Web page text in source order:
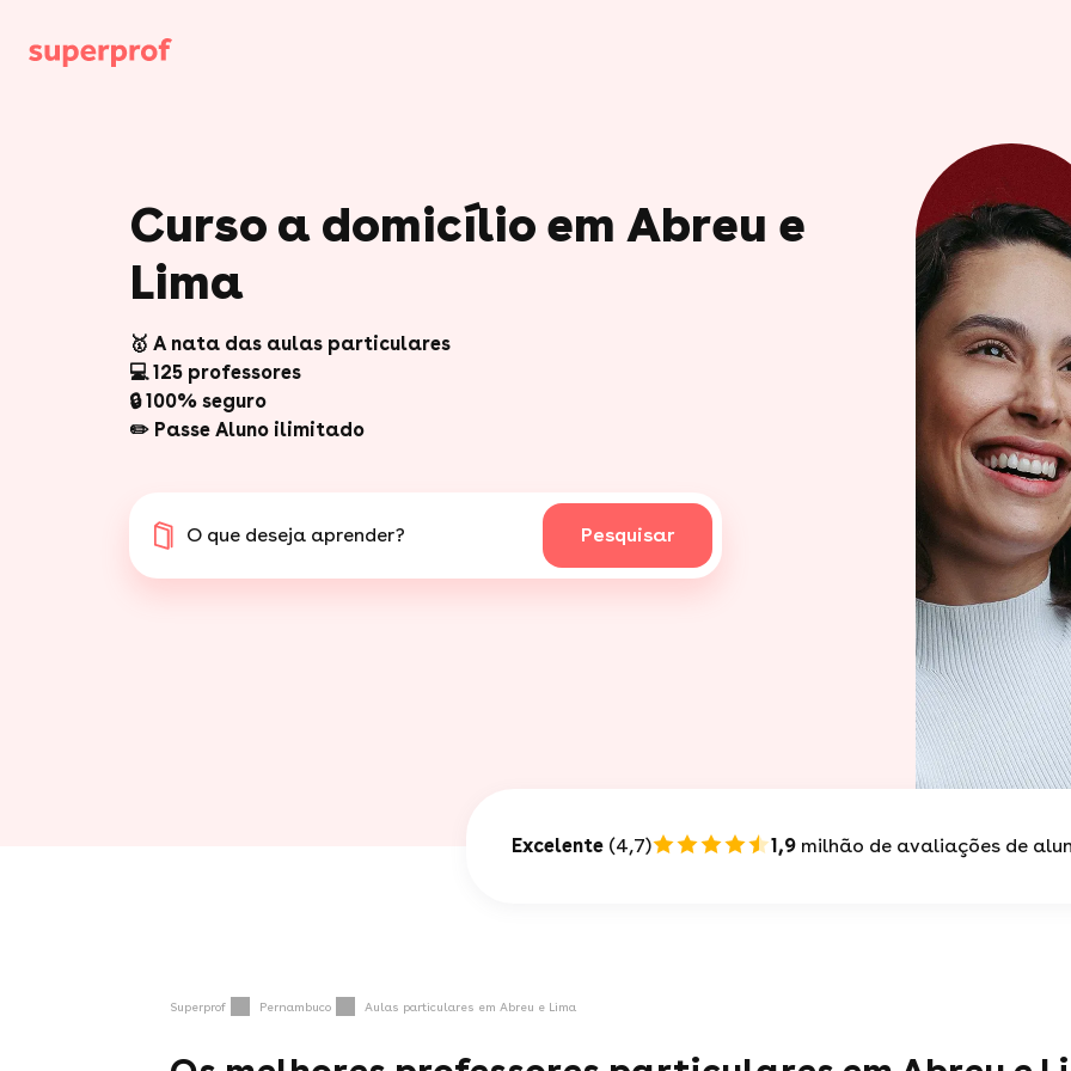
Curso a domicílio em Abreu e
Lima
🥇 A nata das aulas particulares
💻 125 professores
🔒 100% seguro
✏️ Passe Aluno ilimitado
O que deseja aprender? Pesquisar
Excelente (4,7) 1,9 milhão de avaliações de
Superprof Pernambuco Aulas particulares em Abreu e Lima